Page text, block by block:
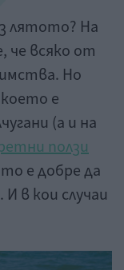
лятото? На
че всяко от
Но
е
(а и на
ползи
е добре да
в кои случаи